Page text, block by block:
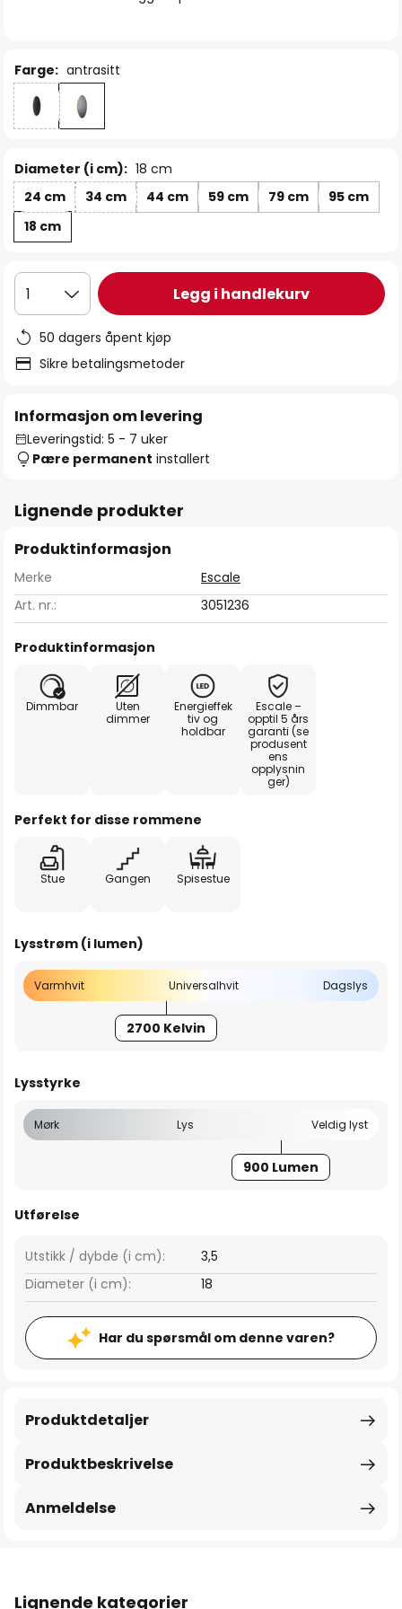
Farge: antrasitt
Diameter (i cm): 18 cm
24 cm
34 cm 44 cm 59 cm 79 cm
95 cm
18 cm
1 Legg i handlekurv
50 dagers åpent kjøp
Sikre betalingsmetoder
Informasjon om levering
Leveringstid: 5 - 7 uker
Pære permanent installert
Lignende produkter
Produktinformasjon
Merke
Escale
Art. nr.:
3051236
Produktinformasjon
Dimmbar
Uten
dimmer
Energieffek
tiv og
holdbar
Escale –
opptil 5 års
garanti (se
produsent
ens
opplysnin
ger)
Perfekt for disse rommene
Stue Gangen Spisestue
Lysstrøm (i lumen)
Varmhvit Universalhvit Dagslys
2700 Kelvin
Lysstyrke
Mørk Lys Veldig lyst
900 Lumen
Utførelse
Utstikk / dybde (i cm):
3,5
Diameter (i cm):
18
Har du spørsmål om denne varen?
Produktbeskrivelse
Produktdetaljer
Anmeldelse
Lignende kategorier